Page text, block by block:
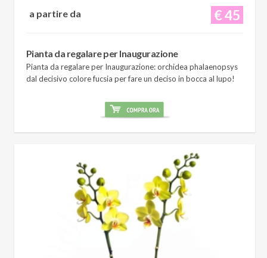
€ 45
a partire da
Pianta da regalare per Inaugurazione
Pianta da regalare per Inaugurazione: orchidea phalaenopsys
dal decisivo colore fucsia per fare un deciso in bocca al lupo!